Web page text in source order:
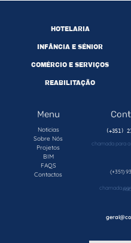
HOTELARIA
INFÂNCIA E SÉNIOR
COMÉRCIO E SERVIÇOS
REABILITAÇÃO
Menu
Noticias
Sobre Nós
Projetos
BIM
FAQS
Contactos
chamada para
(+351)
chamada